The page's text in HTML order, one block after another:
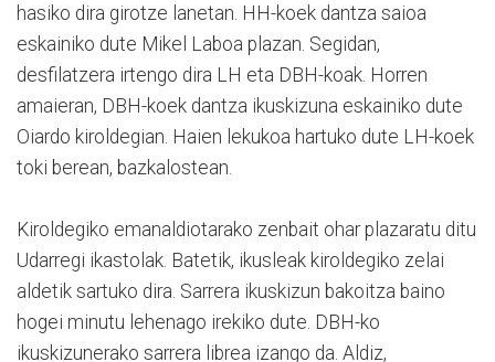
hasiko dira girotze lanetan. HH-koek dantza saioa
eskainiko dute Mikel Laboa plazan. Segidan,
desfilatzera irtengo dira LH eta DBH-koak. Horren
amaieran, DBH-koek dantza ikuskizuna eskainiko dute
Oiardo kiroldegian. Haien lekukoa hartuko dute LH-koek
toki berean, bazkalostean.
Kiroldegiko emanaldiotarako zenbait ohar plazaratu ditu
Udarregi ikastolak. Batetik, ikusleak kiroldegiko zelai
aldetik sartuko dira. Sarrera ikuskizun bakoitza baino
hogei minutu lehenago irekiko dute. DBH-ko
ikuskizunerako sarrera librea izango da. Aldiz,